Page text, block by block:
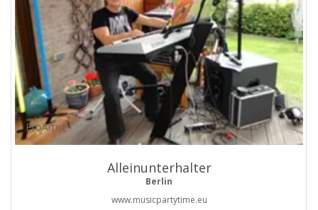
ProArtist
Alleinunterhalter
Berlin
www.musicpartytime.eu